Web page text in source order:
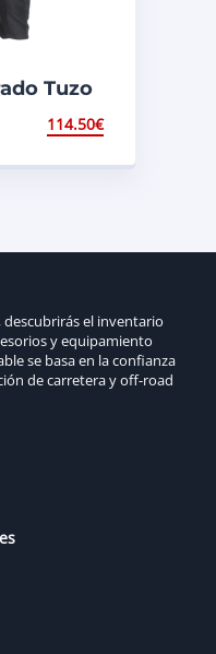
Tuzo
114.50€
el inventario
y equipamiento
se basa en la confianza
de carretera y off-road